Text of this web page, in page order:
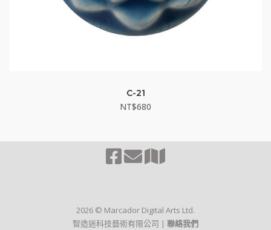
C-21
NT$680
2026 © Marcador Digital Arts Ltd.
智造迷科技藝術有限公司 | 聯絡我們